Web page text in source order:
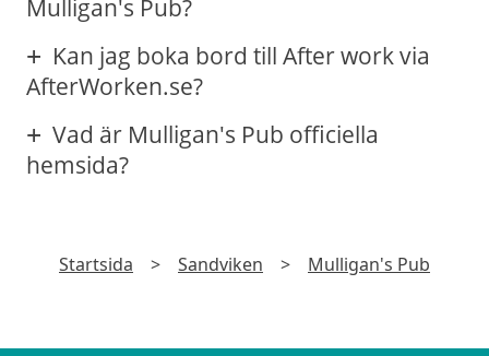
Mulligan's Pub?
Kan jag boka bord till After work via
AfterWorken.se?
Vad är Mulligan's Pub officiella
hemsida?
Startsida > Sandviken > Mulligan's Pub